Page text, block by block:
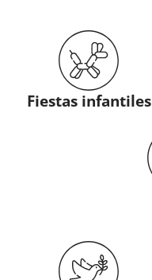
Fiestas infantiles